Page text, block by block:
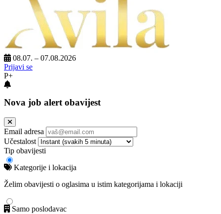
08.07. – 07.08.2026
Prijavi se
P+
Nova job alert obavijest
Email adresa
Učestalost
Tip obavijesti
Kategorije i lokacija
Želim obavijesti o oglasima u istim kategorijama i lokaciji
Samo poslodavac